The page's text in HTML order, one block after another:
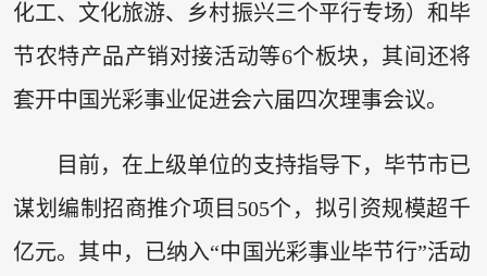
化工、文化旅游、乡村振兴三个平行专场）和毕
节农特产品产销对接活动等6个板块，其间还将
套开中国光彩事业促进会六届四次理事会议。
目前，在上级单位的支持指导下，毕节市已
谋划编制招商推介项目505个，拟引资规模超千
亿元。其中，已纳入“中国光彩事业毕节行”活动